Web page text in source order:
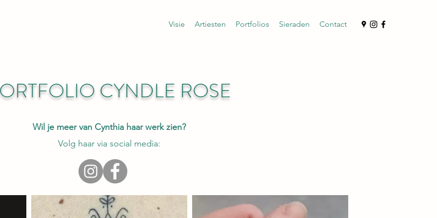
Visie Artiesten Portfolios Sieraden Contact
CYNDLE ROSE
Wil je meer van Cynthia haar werk zien?
Volg haar via social media: